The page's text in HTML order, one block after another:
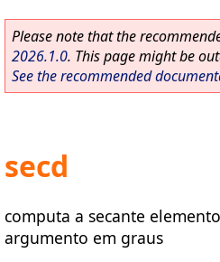
Please note that the
2026.1.0. This page might be
See the recommended
secd
computa a secante
argumento em graus